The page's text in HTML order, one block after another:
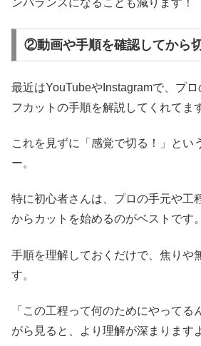
ンバランスになることも減ります！
②動画や手順を確認してから
最近はYouTubeやInstagramで、プ
フカットの手順を解説してくれてま
これを見ずに「感覚で切る！」とい
ー。
特に初心者さんは、プロの手元や工
からカットを始めるのがベストです。
手順を理解しておくだけで、焦りや
す。
「この工程って何のためにやってる
がら見ると、より理解が深まります